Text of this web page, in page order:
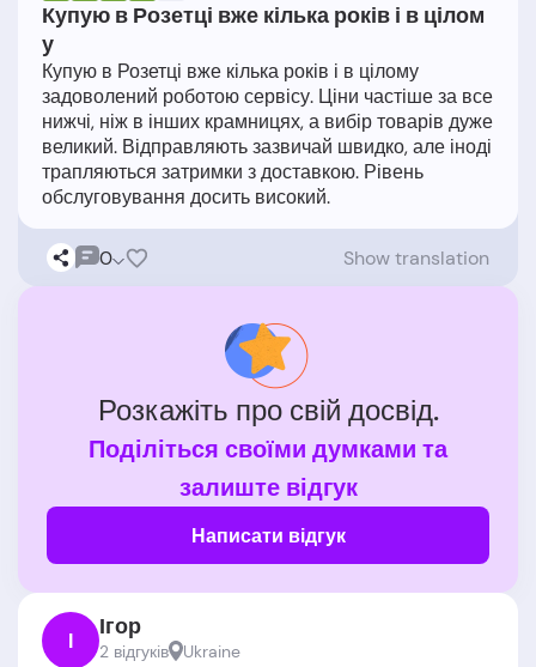
Купую в Розетці вже кілька років і в цілом
у
Купую в Розетці вже кілька років і в цілому
задоволений роботою сервісу. Ціни частіше за все
нижчі, ніж в інших крамницях, а вибір товарів дуже
великий. Відправляють зазвичай швидко, але іноді
трапляються затримки з доставкою. Рівень
0 Show translation
Розкажіть про свій досвід.
Поділіться своїми думками та
залиште відгук
Написати відгук
І Ігор
2 відгукiв Ukraine